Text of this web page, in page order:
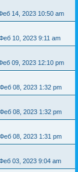
14, 2023 10:50 am
10, 2023 9:11 am
09, 2023 12:10 pm
08, 2023 1:32 pm
08, 2023 1:32 pm
08, 2023 1:31 pm
03, 2023 9:04 am